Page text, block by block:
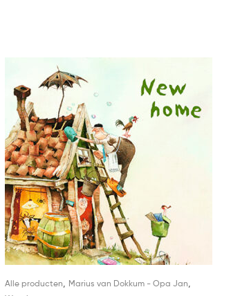
Alle producten, Marius van Dokkum - Opa Jan,